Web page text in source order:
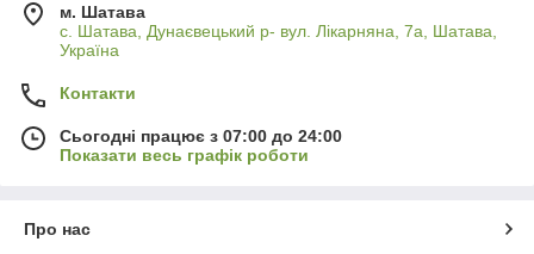
м. Шатава
с. Шатава, Дунаєвецький р- вул. Лікарняна, 7а, Шатава,
Україна
Контакти
Сьогодні працює з 07:00 до 24:00
Показати весь графік роботи
Про нас